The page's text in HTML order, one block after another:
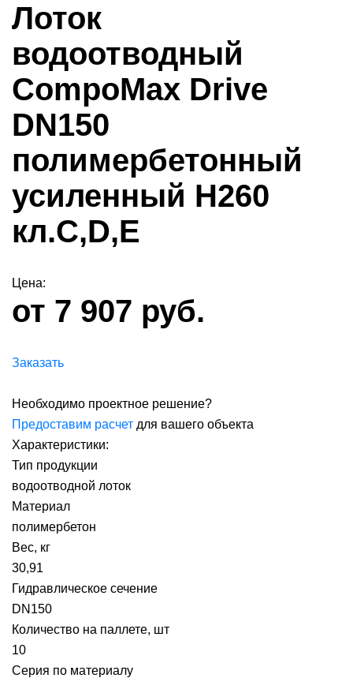
Лоток
водоотводный
CompoMax Drive
DN150
полимербетонный
усиленный H260
кл.С,D,Е
Цена:
от 7 907 руб.
Заказать
Необходимо проектное решение?
Предоставим расчет для вашего объекта
Характеристики:
Тип продукции
водоотводной лоток
Материал
полимербетон
Вес, кг
30,91
Гидравлическое сечение
DN150
Количество на паллете, шт
10
Серия по материалу